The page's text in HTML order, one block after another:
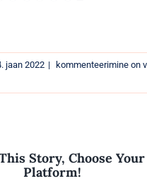
jaan 2022 | 5905043009001
kommenteerimine on
Story, Choose Your
Platform!